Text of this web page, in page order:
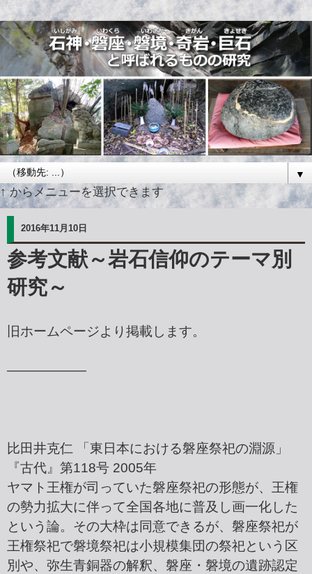
▼
↑ からメニューを選択できます
2016年11月10日
参考文献～岩石信仰のテーマ別
研究～
旧ホームページより掲載します。
――――――
比田井克仁 「東日本における磐座祭祀の淵源」
『古代』第118号 2005年
ヤマト王権が司っていた磐座祭祀の形態が、王権
の勢力拡大に伴って全国各地に普及し画一化した
という論。その大枠は同意できるが、磐座祭祀が
王権祭祀で磐境祭祀は小規模集団の祭祀という区
別や、弥生青銅器の解釈、磐座・磐境の遺跡認定